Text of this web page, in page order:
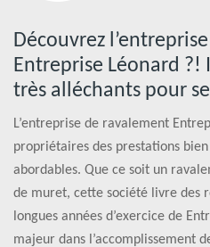
Découvrez
Entreprise Léonard
très alléchants pour
L’entreprise de ravalement
propriétaires des prestations
abordables. Que ce soit un
de muret, cette société livre des
longues années d’exercice de
majeur dans l’accomplissement